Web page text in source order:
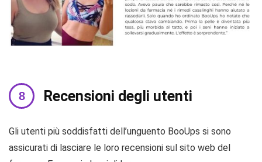
Recensioni degli utenti
Gli utenti più soddisfatti dell’unguento BooUps si sono
assicurati di lasciare le loro recensioni sul sito web del